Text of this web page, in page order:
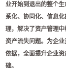
业开始到退出的整个
系化、协同化、信息
理，解决了资产管理
资产流失问题。为企
依据，全面提升企业
础。